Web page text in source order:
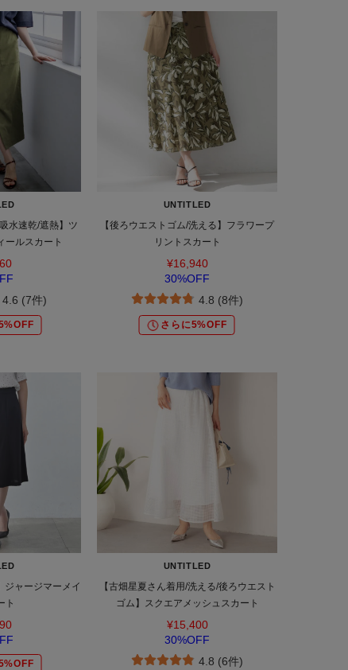
水速乾/遮熱】ツ
ールスカート
4.6 (7件)
UNTITLED
【後ろウエストゴム/洗える】フラワープ
リントスカート
¥16,940
30%OFF
4.8 (8件)
さらに5%OFF
ジャージマーメイ
ト
UNTITLED
【古畑星夏さん着用/洗える/後ろウエスト
ゴム】スクエアメッシュスカート
¥15,400
30%OFF
4.8 (6件)